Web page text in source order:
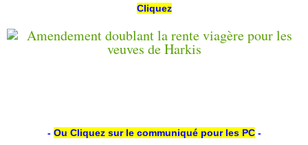
Cliquez
- Ou Cliquez sur le communiqué pour les PC-